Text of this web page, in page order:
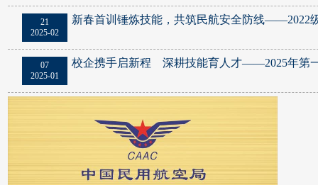
21
2025-02
新春首训锤炼技能，共筑民航安全防线——2022
07
2025-01
校企携手启新程 深耕技能育人才——2025年第